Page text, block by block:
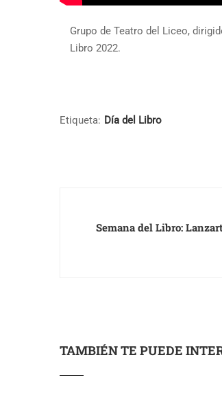
Grupo de Teatro del Liceo,
Libro 2022.
Etiqueta: Día del Libro
Semana del Libro:
TAMBIÉN TE PUEDE